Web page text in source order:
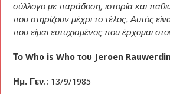
σύλλογο με παράδοση, ιστορία και
που στηρίζουν μέχρι το τέλος. Αυτός
που είμαι ευτυχισμένος που έρχομαι
Το Who is Whoτου Jeroen
Ημ. Γεν.: 13/9/1985